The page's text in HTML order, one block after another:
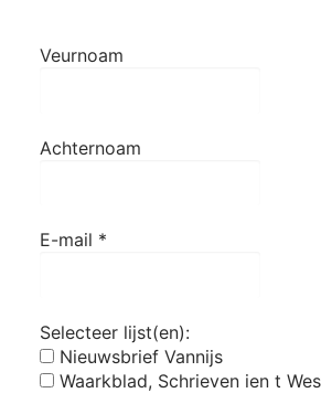
Veurnoam
Achternoam
E-mail *
Selecteer lijst(en):
Nieuwsbrief Vannijs
Waarkblad, Schrieven ien